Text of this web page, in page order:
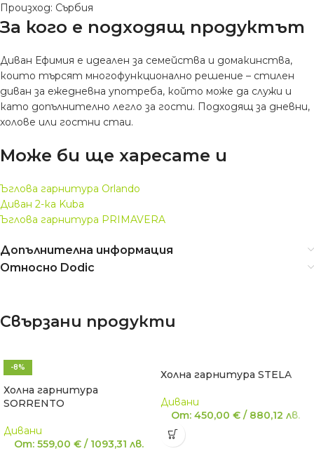
Произход: Сърбия
За кого е подходящ продуктът
Диван Ефимия е идеален за семейства и домакинства,
които търсят многофункционално решение – стилен
диван за ежедневна употреба, който може да служи и
като допълнително легло за гости. Подходящ за дневни,
холове или гостни стаи.
Може би ще харесате и
Ъглова гарнитура Orlando
Диван 2-ка Kuba
Ъглова гарнитура PRIMAVERA
Допълнителна информация
Относно Dodic
Свързани продукти
-8%
Холна гарнитура
SORRENTO
Дивани
От: 559,00 € / 1093,31 лв.
Холна гарнитура STELA
Дивани
От: 450,00 € / 880,12 лв.